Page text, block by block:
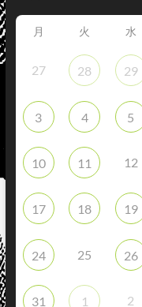
月 火 水
27 28 29
3 4 5
10 11 12
17 18 19
24 25 26
31 1 2